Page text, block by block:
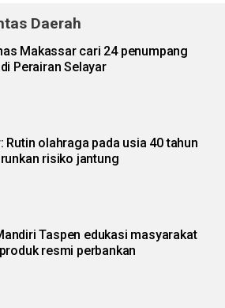
Daerah
Makassar cari 24 penumpang
Perairan Selayar
Rutin olahraga pada usia 40 tahun
risiko jantung
Taspen edukasi masyarakat
resmi perbankan